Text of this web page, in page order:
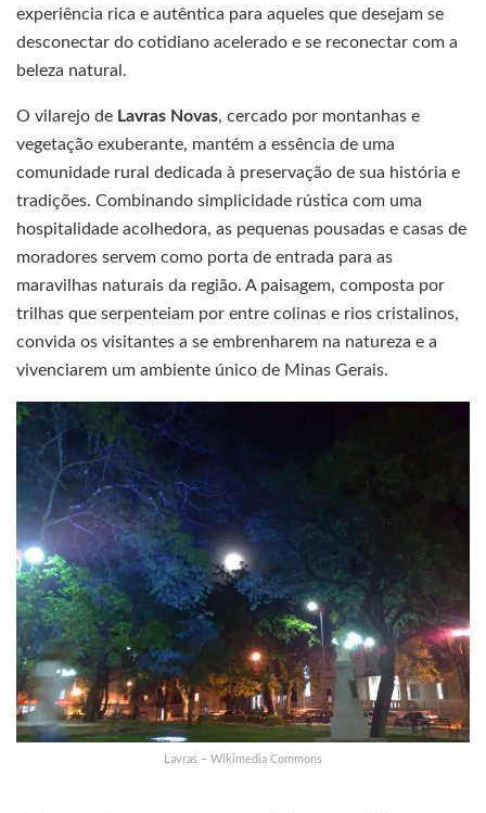
experiência rica e autêntica para aqueles que desejam se
desconectar do cotidiano acelerado e se reconectar com a
beleza natural.
O vilarejo de Lavras Novas, cercado por montanhas e
vegetação exuberante, mantém a essência de uma
comunidade rural dedicada à preservação de sua história e
tradições. Combinando simplicidade rústica com uma
hospitalidade acolhedora, as pequenas pousadas e casas de
moradores servem como porta de entrada para as
maravilhas naturais da região. A paisagem, composta por
trilhas que serpenteiam por entre colinas e rios cristalinos,
convida os visitantes a se embrenharem na natureza e a
vivenciarem um ambiente único de Minas Gerais.
Lavras – Wikimedia Commons